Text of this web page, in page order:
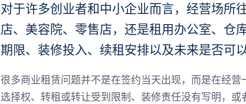
对于许多创业者和中小企业而言，经营场所
店、美容院、零售店，还是租用办公室、仓
期限、装修投入、续租安排以及未来是否可
很多商业租赁问题并不是在签约当天出现，而是在经
选择权、转租或转让受到限制、装修责任没有写明，